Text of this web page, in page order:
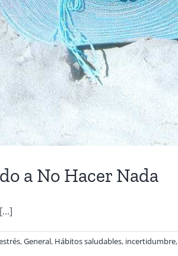
a No Hacer Nada
,General, Hábitos saludables, incertidumbre,